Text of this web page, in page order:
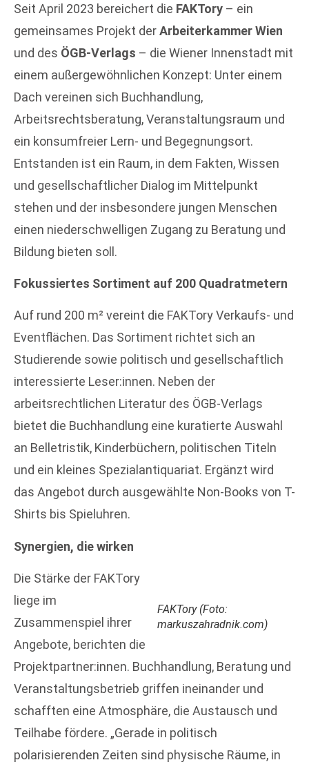
Seit April 2023 bereichert die FAKTory – ein
gemeinsames Projekt derArbeiterkammer Wien
und des ÖGB-Verlags – die Wiener Innenstadt mit
einem außergewöhnlichen Konzept: Unter einem
Dach vereinen sich Buchhandlung,
Arbeitsrechtsberatung, Veranstaltungsraum und
ein konsumfreier Lern- und Begegnungsort.
Entstanden ist ein Raum, in dem Fakten, Wissen
und gesellschaftlicher Dialog im Mittelpunkt
stehen und der insbesondere jungen Menschen
einen niederschwelligen Zugang zu Beratung und
Bildung bieten soll.
Fokussiertes Sortiment auf 200 Quadratmetern
Auf rund 200 m² vereint die FAKTory Verkaufs- und
Eventflächen. Das Sortiment richtet sich an
Studierende sowie politisch und gesellschaftlich
interessierte Leser:innen. Neben der
arbeitsrechtlichen Literatur des ÖGB-Verlags
bietet die Buchhandlung eine kuratierte Auswahl
an Belletristik, Kinderbüchern, politischen Titeln
und ein kleines Spezialantiquariat. Ergänzt wird
das Angebot durch ausgewählte Non-Books von T-
Shirts bis Spieluhren.
Synergien, die wirken
FAKTory (Foto:
markuszahradnik.com)
Die Stärke der FAKTory
liege im
Zusammenspiel ihrer
Angebote, berichten die
Projektpartner:innen. Buchhandlung, Beratung und
Veranstaltungsbetrieb griffen ineinander und
schafften eine Atmosphäre, die Austausch und
Teilhabe fördere. „Gerade in politisch
polarisierenden Zeiten sind physische Räume, in